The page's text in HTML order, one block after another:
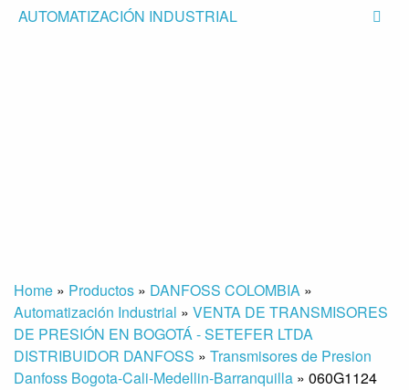
AUTOMATIZACIÓN INDUSTRIAL
Home » Productos » DANFOSS COLOMBIA »
Automatización Industrial » VENTA DE TRANSMISORES
DE PRESIÓN EN BOGOTÁ - SETEFER LTDA
DISTRIBUIDOR DANFOSS » Transmisores de Presion
Danfoss Bogota-Cali-Medellin-Barranquilla » 060G1124